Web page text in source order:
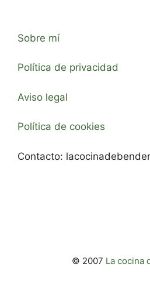
Sobre mí
Política de privacidad
Aviso legal
Política de cookies
Contacto:
© 2007 La cocina